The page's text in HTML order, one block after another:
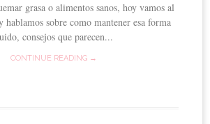
grasa o alimentos sanos, hoy vamos al
hablamos sobre como mantener esa forma
consejos que parecen...
CONTINUE READING →